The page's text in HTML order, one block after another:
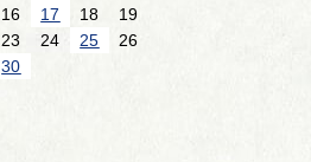
16 17 18
19
23 24 25
26
30